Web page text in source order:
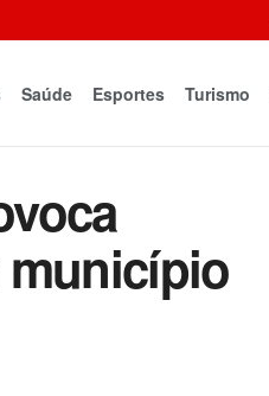
Saúde Esportes Turismo
município